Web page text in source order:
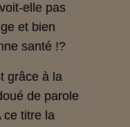
elle pas
et bien
santé !?
grâce à la
de parole
ce titre la